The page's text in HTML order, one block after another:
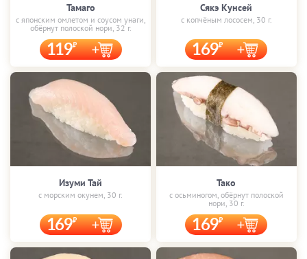
Тамаго
с японским омлетом и соусом унаги,
обёрнут полоской нори, 32 г.
119
Сякэ Кунсей
с копчёным лососем, 30 г.
169
Изуми Тай
с морским окунем, 30 г.
169
Тако
с осьминогом, обёрнут полоской
нори, 30 г.
169